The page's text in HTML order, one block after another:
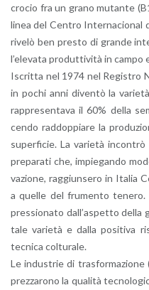
cro­cio fra un grano mu­tan­te
linea del Cen­tro In­ter­na­cio­nal
ri­ve­lò ben pre­sto di gran­de
l’e­le­va­ta pro­dut­ti­vi­tà in campo
Iscrit­ta nel 1974 nel Re­gi­stro
in pochi anni di­ven­tò la
rap­pre­sen­ta­va il 60% della
cen­do rad­dop­pia­re la
su­per­fi­cie. La va­rie­tà
pre­pa­ra­ti che, im­pie­gan­do
va­zio­ne, rag­giun­se­ro in Ita­lia
a quel­le del fru­men­to te­ne­ro.
pres­sio­na­to dal­l’a­spet­to della
tale va­rie­tà e dalla po­si­ti­va
tec­ni­ca col­tu­ra­le.
Le in­du­strie di
prez­za­ro­no la qua­li­tà